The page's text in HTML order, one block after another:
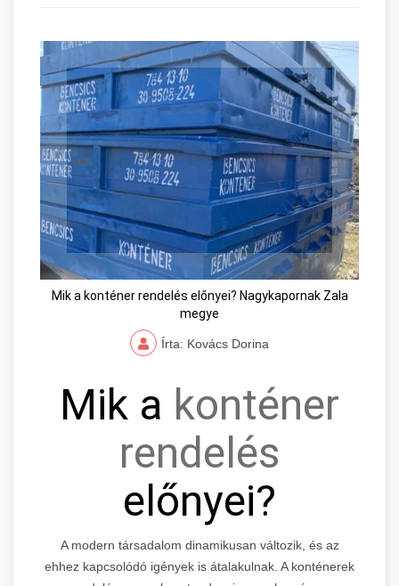
Mik a konténer rendelés előnyei? Nagykapornak Zala
megye
Írta: Kovács Dorina
Mik a konténer
rendelés
előnyei?
A modern társadalom dinamikusan változik, és az
ehhez kapcsolódó igények is átalakulnak. A konténerek